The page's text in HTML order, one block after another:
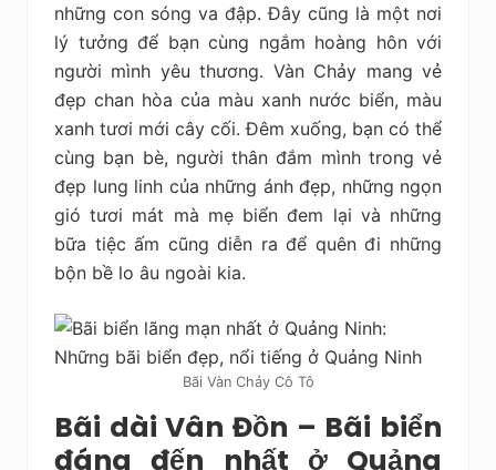
những con sóng va đập. Đây cũng là một nơi
lý tưởng để bạn cùng ngắm hoàng hôn với
người mình yêu thương. Vàn Chảy mang vẻ
đẹp chan hòa của màu xanh nước biển, màu
xanh tươi mới cây cối. Đêm xuống, bạn có thể
cùng bạn bè, người thân đắm mình trong vẻ
đẹp lung linh của những ánh đẹp, những ngọn
gió tươi mát mà mẹ biển đem lại và những
bữa tiệc ấm cũng diễn ra để quên đi những
bộn bề lo âu ngoài kia.
Bãi Vàn Chảy Cô Tô
Bãi dài Vân Đồn – Bãi biển
đáng đến nhất ở Quảng